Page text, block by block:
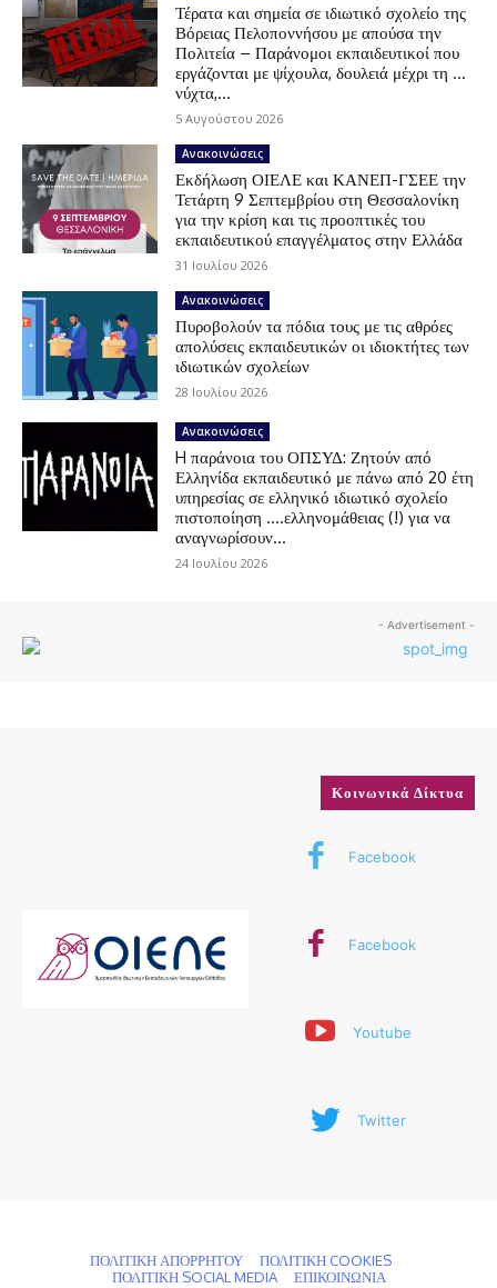
Τέρατα και σημεία σε ιδιωτικό σχολείο της
Βόρειας Πελοποννήσου με απούσα την
Πολιτεία – Παράνομοι εκπαιδευτικοί που
εργάζονται με ψίχουλα, δουλειά μέχρι τη …
νύχτα,...
5 Αυγούστου 2026
Ανακοινώσεις
Εκδήλωση ΟΙΕΛΕ και ΚΑΝΕΠ-ΓΣΕΕ την
Τετάρτη 9 Σεπτεμβρίου στη Θεσσαλονίκη
για την κρίση και τις προοπτικές του
εκπαιδευτικού επαγγέλματος στην Ελλάδα
31 Ιουλίου 2026
Ανακοινώσεις
Πυροβολούν τα πόδια τους με τις αθρόες
απολύσεις εκπαιδευτικών οι ιδιοκτήτες των
ιδιωτικών σχολείων
28 Ιουλίου 2026
Ανακοινώσεις
H παράνοια του ΟΠΣΥΔ: Ζητούν από
Ελληνίδα εκπαιδευτικό με πάνω από 20 έτη
υπηρεσίας σε ελληνικό ιδιωτικό σχολείο
πιστοποίηση ….ελληνομάθειας (!) για να
αναγνωρίσουν...
24 Ιουλίου 2026
- Advertisement -
Κοινωνικά Δίκτυα
Facebook
Facebook
Youtube
Twitter
ΠΟΛΙΤΙΚΗ ΑΠΟΡΡΗΤΟΥ
ΠΟΛΙΤΙΚΗ COOKIES
ΠΟΛΙΤΙΚΗ SOCIAL MEDIA
ΕΠΙΚΟΙΝΩΝΙΑ